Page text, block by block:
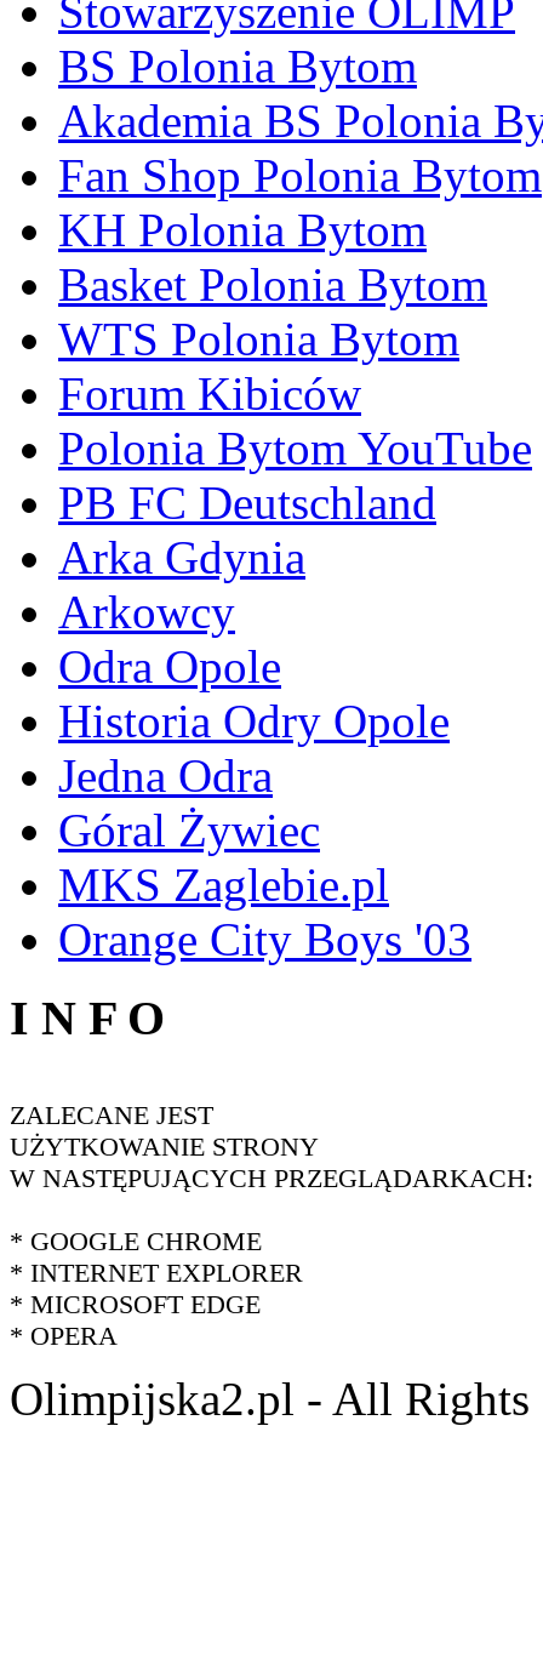
Stowarzyszenie OLIMP
BS Polonia Bytom
Akademia BS Polonia
Fan Shop Polonia Bytom
KH Polonia Bytom
Basket Polonia Bytom
WTS Polonia Bytom
Forum Kibiców
Polonia Bytom YouTube
PB FC Deutschland
Arka Gdynia
Arkowcy
Odra Opole
Historia Odry Opole
Jedna Odra
Góral Żywiec
MKS Zaglebie.pl
Orange City Boys '03
I N F O
ZALECANE JEST
UŻYTKOWANIE STRONY
W NASTĘPUJĄCYCH PRZEGLĄDARKACH:
* GOOGLE CHROME
* INTERNET EXPLORER
* MICROSOFT EDGE
* OPERA
Olimpijska2.pl - All Rights